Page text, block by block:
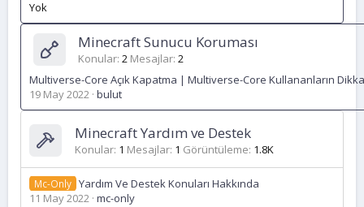
Yok
Minecraft Sunucu Koruması
Konular 2 Mesajlar 2
Multiverse-Core Açık Kapatma | Multiverse-Core Kullananların
19 May 2022 bulut
Minecraft Yardım ve Destek
Konular 1 Mesajlar 1 Görüntüleme 1.8K
Mc-Only Yardım Ve Destek Konuları Hakkında
11 May 2022 mc-only